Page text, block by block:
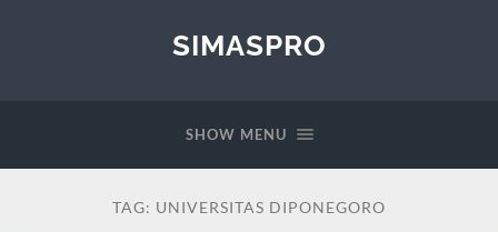
SIMASPRO
SHOW MENU
TAG: UNIVERSITAS DIPONEGORO